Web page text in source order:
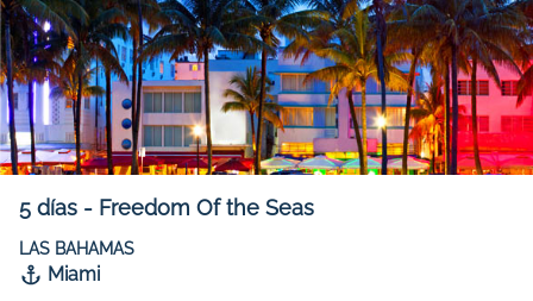
5 días - Freedom Of the Seas
LAS BAHAMAS
Miami